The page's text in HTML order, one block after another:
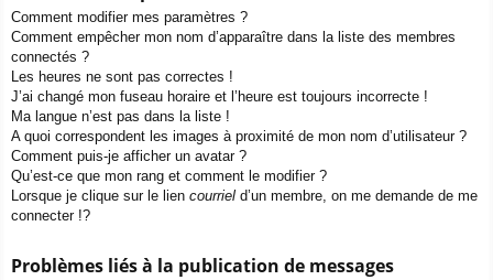
Comment modifier mes paramètres ?
Comment empêcher mon nom d’apparaître dans la liste des membres
connectés ?
Les heures ne sont pas correctes !
J’ai changé mon fuseau horaire et l’heure est toujours incorrecte !
Ma langue n’est pas dans la liste !
A quoi correspondent les images à proximité de mon nom d’utilisateur ?
Comment puis-je afficher un avatar ?
Qu’est-ce que mon rang et comment le modifier ?
Lorsque je clique sur le lien courriel d’un membre, on me demande de me
connecter !?
Problèmes liés à la publication de messages